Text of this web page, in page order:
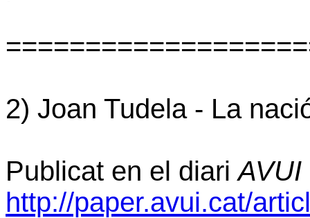
2) Joan Tudela - La
Publicat en el diariAVUI
http://paper.avui.cat/